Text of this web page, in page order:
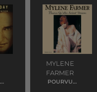
MYLENE
FARMER
POURVU